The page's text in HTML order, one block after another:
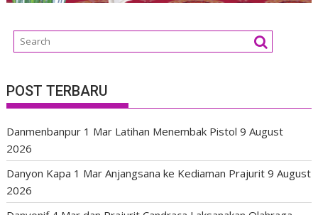
POST TERBARU
Danmenbanpur 1 Mar Latihan Menembak Pistol 9 August
2026
Danyon Kapa 1 Mar Anjangsana ke Kediaman Prajurit 9 August
2026